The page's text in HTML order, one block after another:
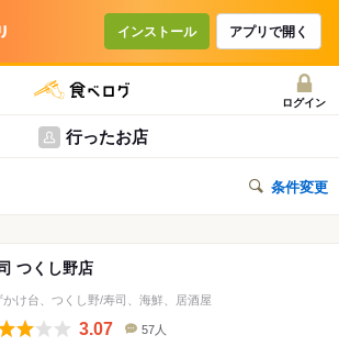
インストール アプリで開く
ログイン
行ったお店
条件変更
つくし野店
かけ台、つくし野/寿司、海鮮、居酒屋
3.07 57人